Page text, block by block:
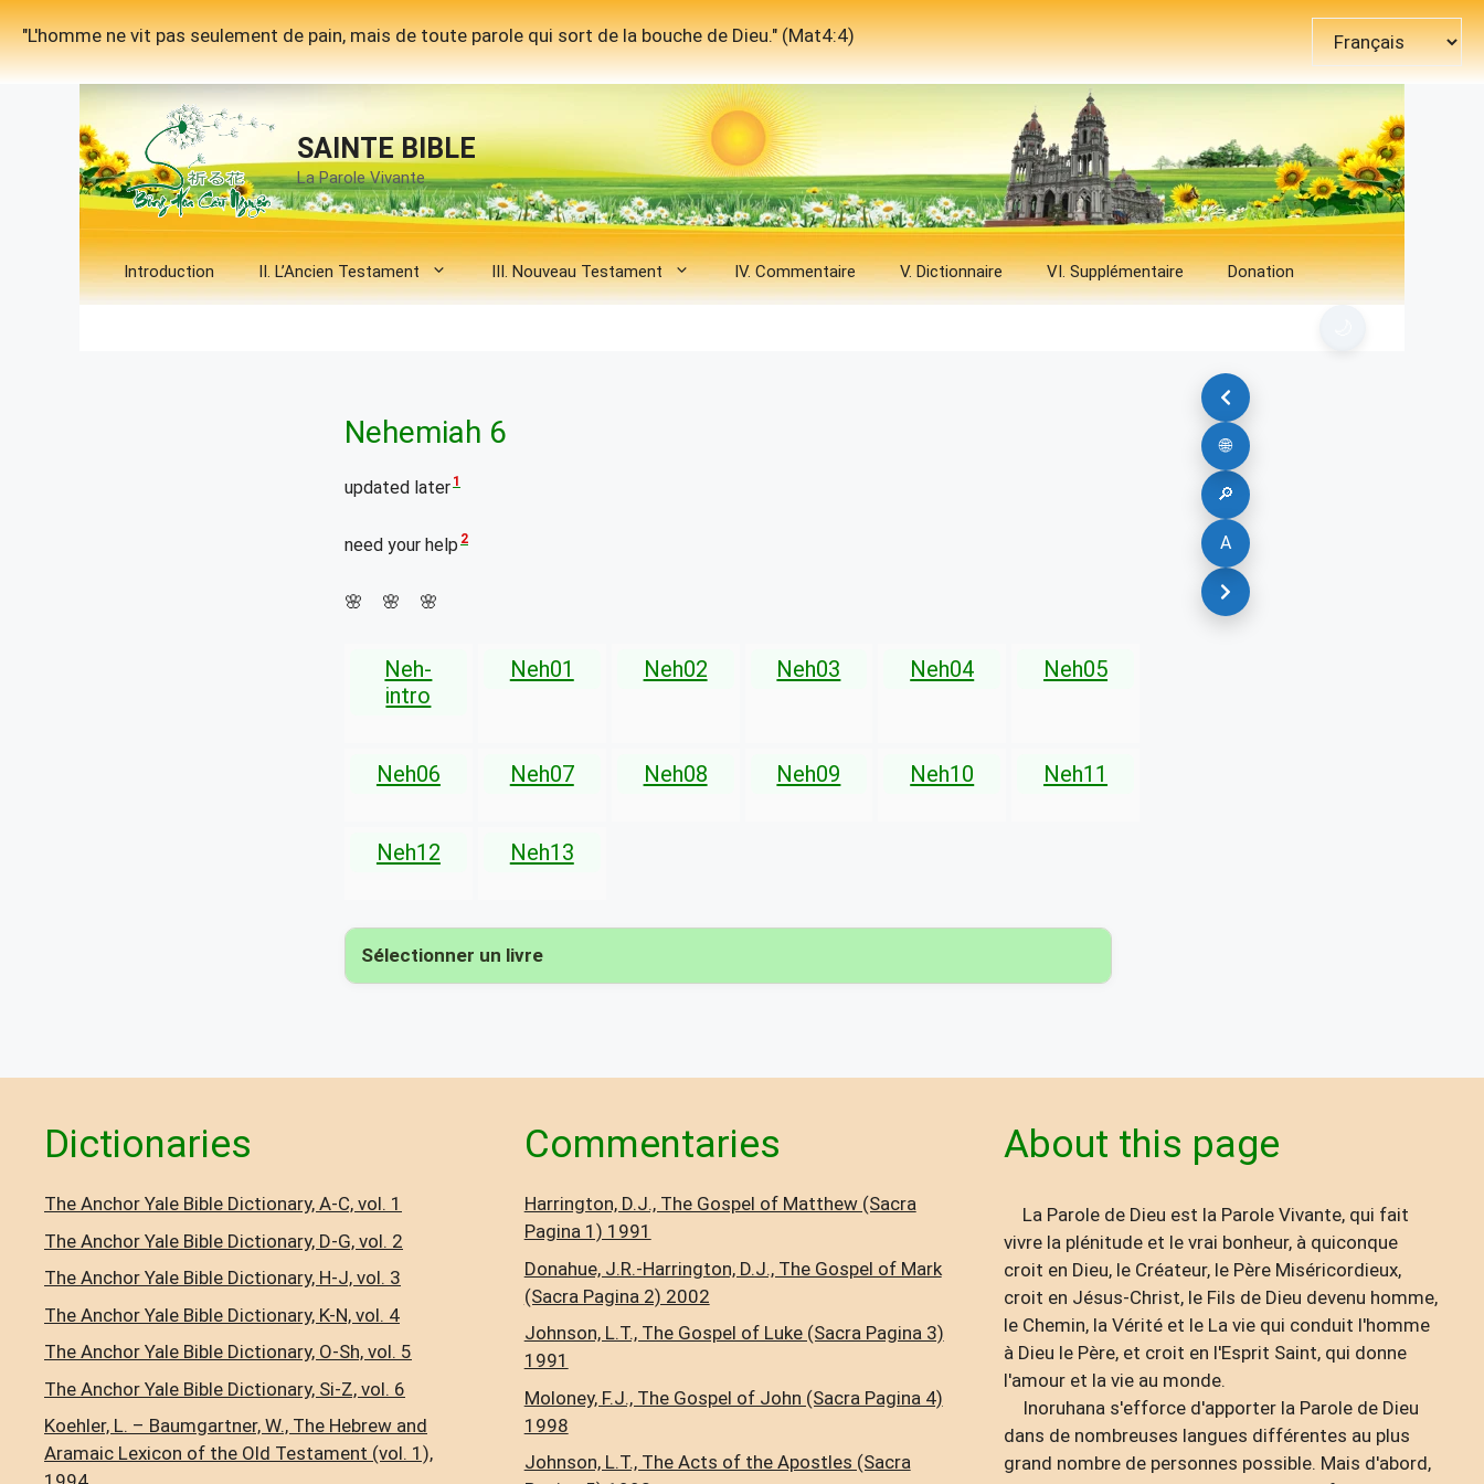
Aller
au
contenu
"L'homme ne vit pas seulement de pain, mais de toute parole qui sort de la bouche de Dieu." (Mat4:4)
Choisir
une
langue
SAINTE BIBLE
La Parole Vivante
Introduction II. L’Ancien Testament III. Nouveau Testament IV. Commentaire V. Dictionnaire VI. Supplémentaire Donation
🌐
🔎
A
Nehemiah 6
updated later 1
need your help 2
🌸 🌸 🌸
Neh-
intro
Neh01 Neh02 Neh03 Neh04 Neh05
Neh06 Neh07 Neh08 Neh09 Neh10 Neh11
Neh12 Neh13
Sélectionner un livre
Dictionaries
The Anchor Yale Bible Dictionary, A-C, vol. 1
The Anchor Yale Bible Dictionary, D-G, vol. 2
The Anchor Yale Bible Dictionary, H-J, vol. 3
The Anchor Yale Bible Dictionary, K-N, vol. 4
The Anchor Yale Bible Dictionary, O-Sh, vol. 5
The Anchor Yale Bible Dictionary, Si-Z, vol. 6
Koehler, L. – Baumgartner, W., The Hebrew and
Aramaic Lexicon of the Old Testament (vol. 1),
Commentaries
Harrington, D.J., The Gospel of Matthew (Sacra
Pagina 1) 1991
Donahue, J.R.-Harrington, D.J., The Gospel of Mark
(Sacra Pagina 2) 2002
Johnson, L.T., The Gospel of Luke (Sacra Pagina 3)
1991
Moloney, F.J., The Gospel of John (Sacra Pagina 4)
1998
Johnson, L.T., The Acts of the Apostles (Sacra
About this page
La Parole de Dieu est la Parole Vivante, qui fait
vivre la plénitude et le vrai bonheur, à quiconque
croit en Dieu, le Créateur, le Père Miséricordieux,
croit en Jésus-Christ, le Fils de Dieu devenu homme,
le Chemin, la Vérité et le La vie qui conduit l'homme
à Dieu le Père, et croit en l'Esprit Saint, qui donne
l'amour et la vie au monde.
Inoruhana s'efforce d'apporter la Parole de Dieu
dans de nombreuses langues différentes au plus
grand nombre de personnes possible. Mais d'abord,